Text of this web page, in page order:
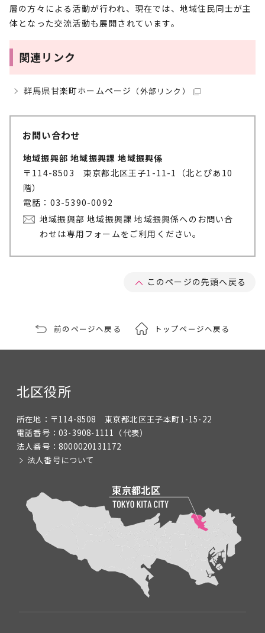
層の方々による活動が行われ、現在では、地域住民同士が主
体となった交流活動も展開されています。
関連リンク
群馬県甘楽町ホームページ （外部リンク）
お問い合わせ
地域振興部 地域振興課 地域振興係
〒114-8503 東京都北区王子1-11-1（北とぴあ10
階）
電話：03-5390-0092
地域振興部 地域振興課 地域振興係へのお問い合
わせは専用フォームをご利用ください。
このページの先頭へ戻る
前のページへ戻る トップページへ戻る
北区役所
所在地： 〒114-8508 東京都北区王子本町1-15-22
電話番号： 03-3908-1111 （代表）
法人番号： 8000020131172
法人番号について